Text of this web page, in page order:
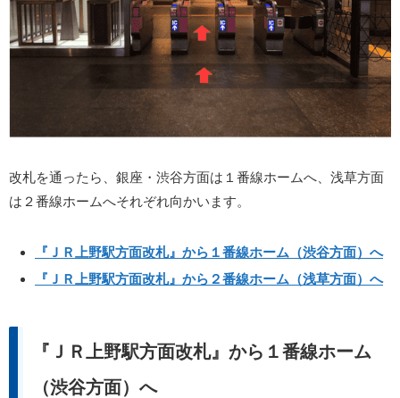
改札を通ったら、銀座・渋谷方面は１番線ホームへ、浅草方面
は２番線ホームへそれぞれ向かいます。
『ＪＲ上野駅方面改札』から１番線ホーム（渋谷方面）へ
『ＪＲ上野駅方面改札』から２番線ホーム（浅草方面）へ
『ＪＲ上野駅方面改札』から１番線ホーム
（渋谷方面）へ